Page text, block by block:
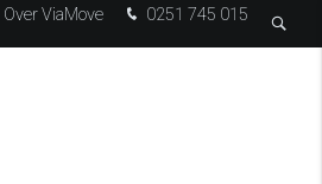
0251 745 015
Over ViaMove